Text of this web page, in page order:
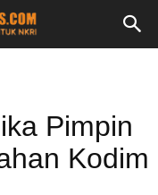
Pimpin
Kodim